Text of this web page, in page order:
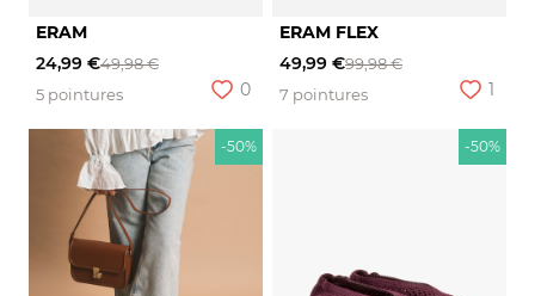
ERAM
24,99 €49,98 €
5 pointures
0
ERAM FLEX
49,99 €99,98 €
7 pointures
1
-50% -50%